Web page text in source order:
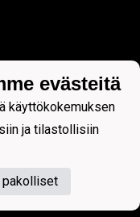
evästeitä
käyttökokemuksen
ja tilastollisiin
pakolliset